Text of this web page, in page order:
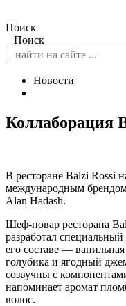
Поиск
Поиск
Новости
Коллаборация
В ресторане Balzi Rossi
международным
Alan Hadash.
Шеф-повар ресторана
разработал
его составе —
голубика и ягодный
созвучны с
напоминает аромат
волос.